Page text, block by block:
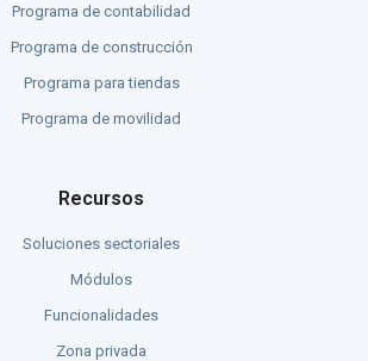
Programa de contabilidad
Programa de construcción
Programa para tiendas
Programa de movilidad
Recursos
Soluciones sectoriales
Módulos
Funcionalidades
Zona privada